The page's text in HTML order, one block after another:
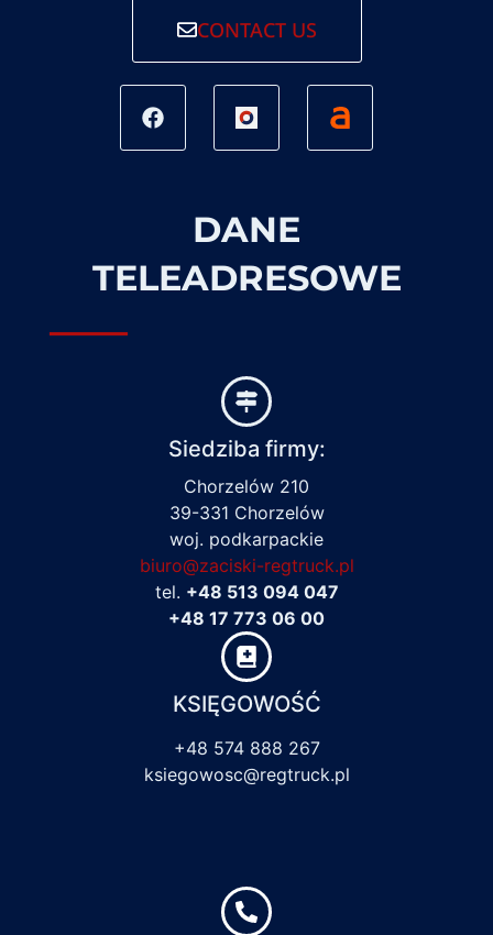
CONTACT US
DANE
TELEADRESOWE
Siedziba firmy:
Chorzelów 210
39-331 Chorzelów
woj. podkarpackie
biuro@zaciski-regtruck.pl
tel. +48 513 094 047
+48 17 773 06 00
KSIĘGOWOŚĆ
+48 574 888 267
ksiegowosc@regtruck.pl